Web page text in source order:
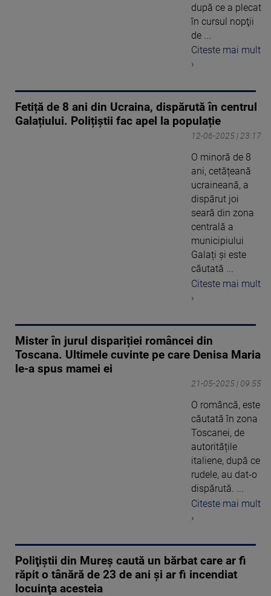
după ce a plecat
în cursul nopţii
de ...
Citeste mai mult
›
Fetiță de 8 ani din Ucraina, dispărută în centrul
Galațiului. Polițiștii fac apel la populație
12-06-2025 | 23:17
O minoră de 8
ani, cetățeană
ucraineană, a
dispărut joi
seară din zona
centrală a
municipiului
Galați și este
căutată ...
Citeste mai mult
›
Mister în jurul dispariției româncei din
Toscana. Ultimele cuvinte pe care Denisa Maria
le-a spus mamei ei
21-05-2025 | 09:55
O româncă, este
căutată în zona
Toscanei, de
autoritățile
italiene, după ce
rudele, au dat-o
dispărută. ...
Citeste mai mult
›
Poliţiștii din Mureș caută un bărbat care ar fi
răpit o tânără de 23 de ani şi ar fi incendiat
locuinţa acesteia